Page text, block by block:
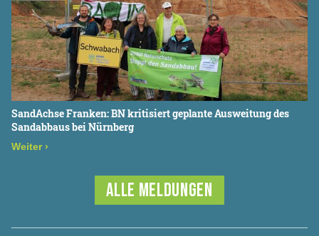
SandAchse Franken: BN kritisiert geplante Ausweitung des
Sandabbaus bei Nürnberg
Weiter ›
ALLE MELDUNGEN